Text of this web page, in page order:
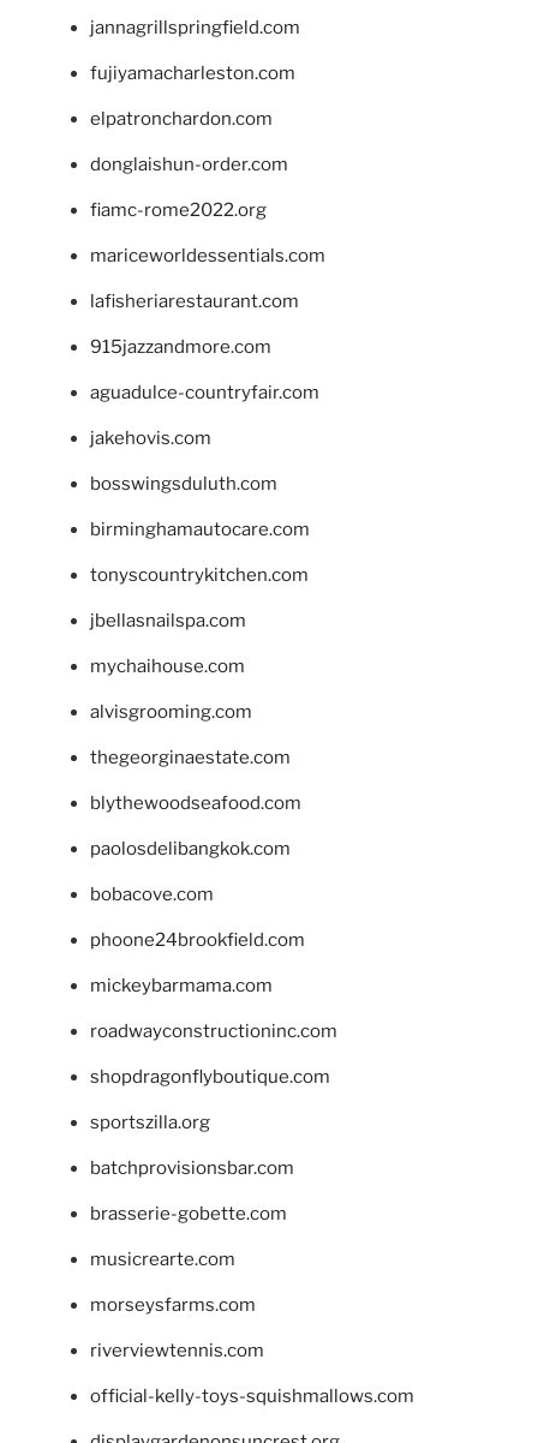
jannagrillspringfield.com
fujiyamacharleston.com
elpatronchardon.com
donglaishun-order.com
fiamc-rome2022.org
mariceworldessentials.com
lafisheriarestaurant.com
915jazzandmore.com
aguadulce-countryfair.com
jakehovis.com
bosswingsduluth.com
birminghamautocare.com
tonyscountrykitchen.com
jbellasnailspa.com
mychaihouse.com
alvisgrooming.com
thegeorginaestate.com
blythewoodseafood.com
paolosdelibangkok.com
bobacove.com
phoone24brookfield.com
mickeybarmama.com
roadwayconstructioninc.com
shopdragonflyboutique.com
sportszilla.org
batchprovisionsbar.com
brasserie-gobette.com
musicrearte.com
morseysfarms.com
riverviewtennis.com
official-kelly-toys-squishmallows.com